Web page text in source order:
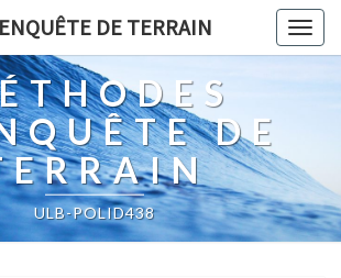
DE TERRAIN
DE
ULB-POLID438